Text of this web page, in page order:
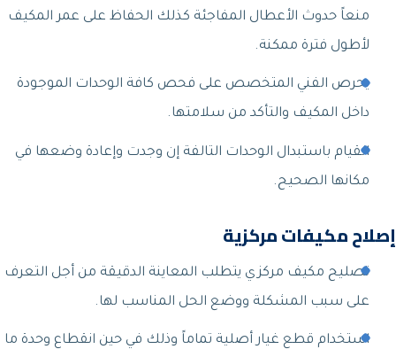
منعاً حدوث الأعطال المفاجئة كذلك الحفاظ على عمر المكيف
لأطول فترة ممكنة.
يحرص الفني المتخصص على فحص كافة الوحدات الموجودة
داخل المكيف والتأكد من سلامتها.
القيام باستبدال الوحدات التالفة إن وجدت وإعادة وضعها في
مكانها الصحيح.
إصلاح مكيفات مركزية
تصليح مكيف مركزي يتطلب المعاينة الدقيقة من أجل التعرف
على سبب المشكلة ووضع الحل المناسب لها.
استخدام قطع غيار أصلية تماماً وذلك في حين انقطاع وحدة ما